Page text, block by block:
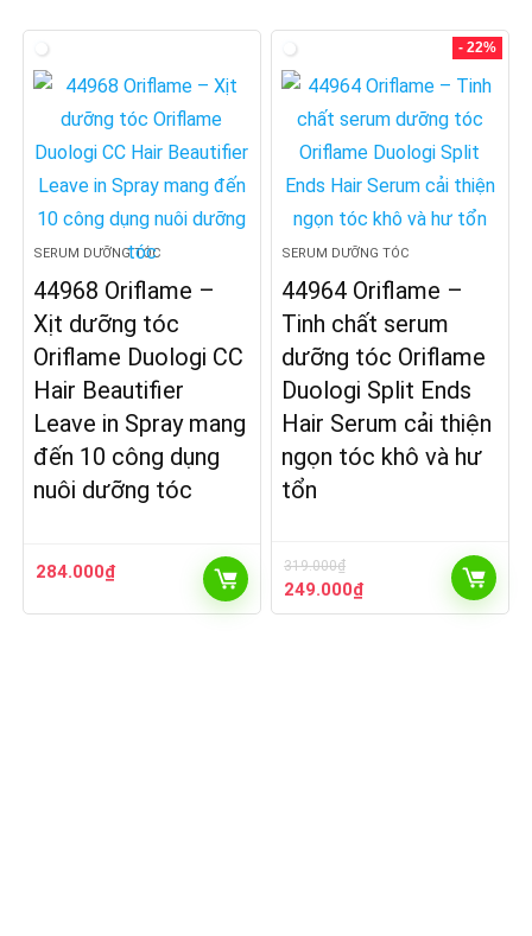
SERUM DƯỠNG TÓC
44968 Oriflame –
Xịt dưỡng tóc
Oriflame Duologi CC
Hair Beautifier
Leave in Spray mang
đến 10 công dụng
nuôi dưỡng tóc
284.000₫
- 22%
SERUM DƯỠNG TÓC
44964 Oriflame –
Tinh chất serum
dưỡng tóc Oriflame
Duologi Split Ends
Hair Serum cải thiện
ngọn tóc khô và hư
tổn
319.000₫
Giá
gốc
249.000₫Giá
hiện